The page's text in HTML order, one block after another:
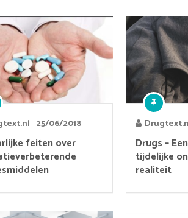
25/06/2018
feiten over
Drugs –
tijdelijke
realiteit